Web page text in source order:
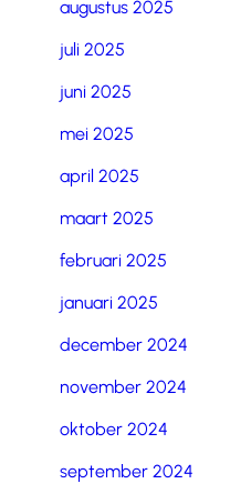
augustus 2025
juli 2025
juni 2025
mei 2025
april 2025
maart 2025
februari 2025
januari 2025
december 2024
november 2024
oktober 2024
september 2024